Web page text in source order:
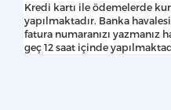
Kredi kartı ile ödemelerde
yapılmaktadır. Banka
fatura numaranızı yazmanız
geç 12 saat içinde